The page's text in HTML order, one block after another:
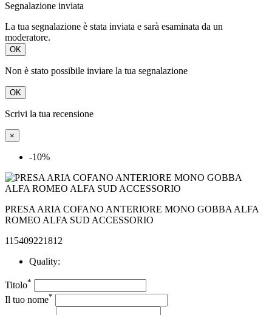
Segnalazione inviata
La tua segnalazione è stata inviata e sarà esaminata da un
moderatore.
OK
Non è stato possibile inviare la tua segnalazione
OK
Scrivi la tua recensione
×
-10%
PRESA ARIA COFANO ANTERIORE MONO GOBBA ALFA
ROMEO ALFA SUD ACCESSORIO
115409221812
Quality:
Titolo*
Il tuo nome*